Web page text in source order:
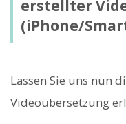
erstellter
(iPhone/
Lassen Sie uns nun
Videoübersetzung